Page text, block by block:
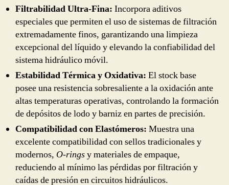
Filtrabilidad Ultra-Fina: Incorpora aditivos
especiales que permiten el uso de sistemas de filtración
extremadamente finos, garantizando una limpieza
excepcional del líquido y elevando la confiabilidad del
sistema hidráulico móvil.
Estabilidad Térmica y Oxidativa: El stock base
posee una resistencia sobresaliente a la oxidación ante
altas temperaturas operativas, controlando la formación
de depósitos de lodo y barniz en partes de precisión.
Compatibilidad con Elastómeros: Muestra una
excelente compatibilidad con sellos tradicionales y
modernos, O-ringsy materiales de empaque,
reduciendo al mínimo las pérdidas por filtración y
caídas de presión en circuitos hidráulicos.